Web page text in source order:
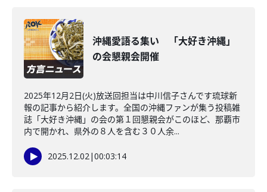
沖縄愛語る集い 「大好き沖縄」
の会懇親会開催
2025年12月2日(火)放送回担当は中川信子さんです琉球新
報の記事から紹介します。全国の沖縄ファンが集う投稿雑
誌「大好き沖縄」の会の第１回懇親会がこのほど、那覇市
内で開かれ、県外の８人を含む３０人余...
2025.12.02|00:03:14